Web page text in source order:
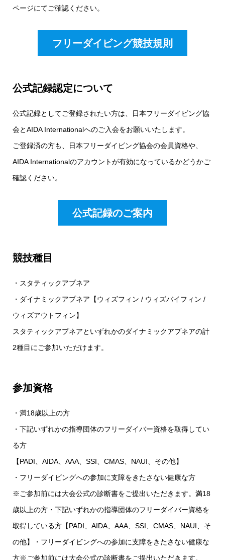
ページにてご確認ください。
フリーダイビング競技規則
公式記録認定について
公式記録としてご登録されたい方は、日本フリーダイビング協
会とAIDA Internationalへのご入会をお願いいたします。
ご登録済の方も、日本フリーダイビング協会の会員資格や、
AIDA Internationalのアカウントが有効になっているかどうかご
確認ください。
公式記録のご案内
競技種目
・スタティックアプネア
・ダイナミックアプネア【ウィズフィン / ウィズバイフィン /
ウィズアウトフィン】
スタティックアプネアといずれかのダイナミックアプネアの計
2種目にご参加いただけます。
参加資格
・満18歳以上の方
・下記いずれかの指導団体のフリーダイバー資格を取得してい
る方
【PADI、AIDA、AAA、SSI、CMAS、NAUI、その他】
・フリーダイビングへの参加に支障をきたさない健康な方
※ご参加前には大会公式の診断書をご提出いただきます。満18
歳以上の方・下記いずれかの指導団体のフリーダイバー資格を
取得している方【PADI、AIDA、AAA、SSI、CMAS、NAUI、そ
の他】・フリーダイビングへの参加に支障をきたさない健康な
方※ご参加前には大会公式の診断書をご提出いただきます。